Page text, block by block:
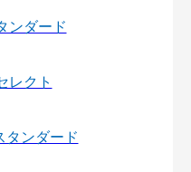
ンダード
レクト
タンダード